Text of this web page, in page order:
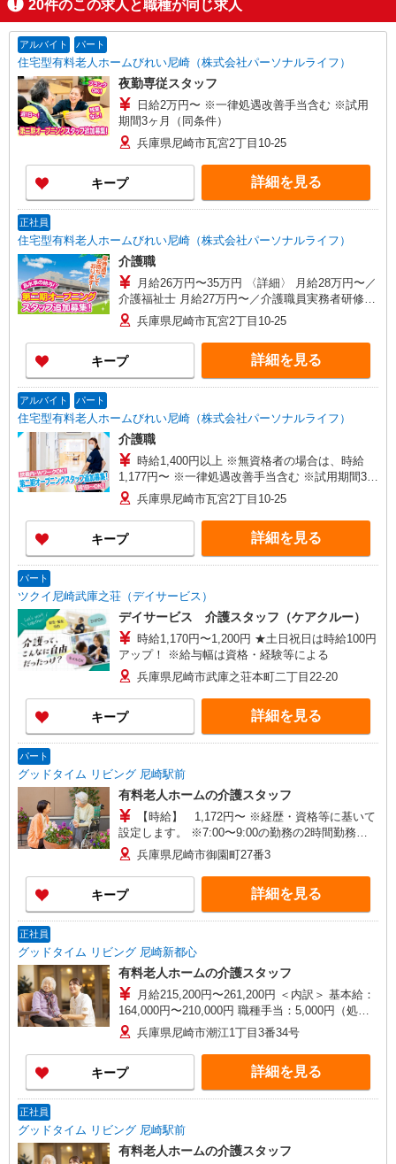
20件のこの求人と職種が同じ求人
アルバイト パート
住宅型有料老人ホームびれい尼崎（株式会社パーソナルライフ）
夜勤専従スタッフ
日給2万円〜 ※一律処遇改善手当含む ※試用
期間3ヶ月（同条件）
兵庫県尼崎市瓦宮2丁目10-25
キープ 詳細を見る
正社員
住宅型有料老人ホームびれい尼崎（株式会社パーソナルライフ）
介護職
月給26万円〜35万円 〈詳細〉 月給28万円〜／
介護福祉士 月給27万円〜／介護職員実務者研修修
了 月給26万円〜／介護職員初任者研修修了 ※夜
勤手当4回分（1回5,000円）・一律処遇改善手当含
む ※夜勤は月0〜6回で応相談 ※経験・能力を考
慮の上、決定します。 ※試用期間3ヶ月（同条
件）
兵庫県尼崎市瓦宮2丁目10-25
キープ 詳細を見る
アルバイト パート
住宅型有料老人ホームびれい尼崎（株式会社パーソナルライフ）
介護職
時給1,400円以上 ※無資格者の場合は、時給
1,177円〜 ※一律処遇改善手当含む ※試用期間3ヶ
月（同条件）
兵庫県尼崎市瓦宮2丁目10-25
キープ 詳細を見る
パート
ツクイ尼崎武庫之荘（デイサービス）
デイサービス 介護スタッフ（ケアクルー）
時給1,170円〜1,200円 ★土日祝日は時給100円
アップ！ ※給与幅は資格・経験等による
兵庫県尼崎市武庫之荘本町二丁目22-20
キープ 詳細を見る
パート
グッドタイム リビング 尼崎駅前
有料老人ホームの介護スタッフ
【時給】 1,172円〜 ※経歴・資格等に基いて
設定します。 ※7:00〜9:00の勤務の2時間勤務に
つき、早出手当（500円/回）付与。 ※介護職員等
処遇改善加算（新加算）120円含む ※賃金改善実
施期間：2025年7月〜2026年8月
兵庫県尼崎市御園町27番3
キープ 詳細を見る
正社員
グッドタイム リビング 尼崎新都心
有料老人ホームの介護スタッフ
月給215,200円〜261,200円 ＜内訳＞ 基本給：
164,000円〜210,000円 職種手当：5,000円（処遇
改善加算1,000円分を含む） 夜勤手当：26,000円
（夜勤5回の場合） └ 1回につき5,000円／5回目以
降は6,000円 介護職員等処遇改善加算（新加
算）：20,200円／月 ※賃金改善実施期間：2025年
7月〜2026年8月 ◆別途支給 資格手当：介護福祉
残業なし） ◆月収例 月収251,200円 （介護福祉士
／資格取得後の実務経験3年／夜勤5回の場合）
兵庫県尼崎市潮江1丁目3番34号
キープ 詳細を見る
正社員
グッドタイム リビング 尼崎駅前
有料老人ホームの介護スタッフ